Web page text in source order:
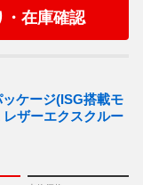
・在庫確認
ケージ(ISG搭載モ
ザーエクスクルー